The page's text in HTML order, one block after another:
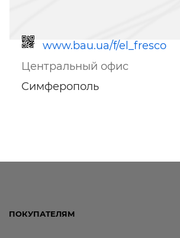
www.bau.ua/f/el_fresco
Центральный офис
Симферополь
ПОКУПАТЕЛЯМ